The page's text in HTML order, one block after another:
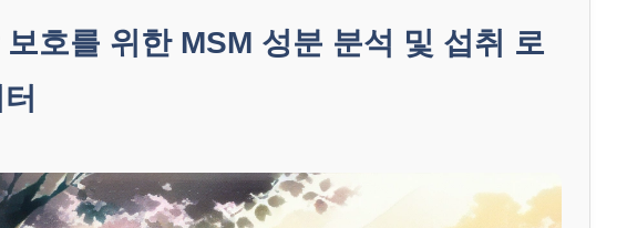
보호를 위한 MSM 성분 분석 및 섭취 로